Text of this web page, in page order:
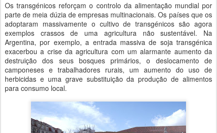
Os transgénicos reforçam o controlo da alimentação mundial por
parte de meia dúzia de empresas multinacionais. Os países que os
adoptaram massivamente o cultivo de transgénicos são agora
exemplos crassos de uma agricultura não sustentável. Na
Argentina, por exemplo, a entrada massiva de soja transgénica
exacerbou a crise da agricultura com um alarmante aumento da
destruição dos seus bosques primários, o deslocamento de
camponeses e trabalhadores rurais, um aumento do uso de
herbicidas e uma grave substituição da produção de alimentos
para consumo local.